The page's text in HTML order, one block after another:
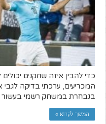
כדי להבין איזה שחקנים
המכריעים, ערכתי בדיקה
בנבחרת במשחק רשמי בעשור
המשך לקרוא »